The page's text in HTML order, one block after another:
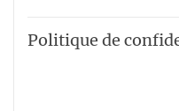
Politique de